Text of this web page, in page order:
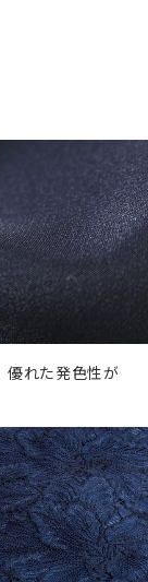
優れた発色性が